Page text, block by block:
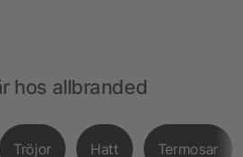
hos allbranded
Tröjor Hatt Termosar